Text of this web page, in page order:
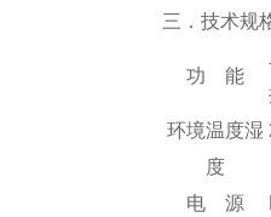
三．技术规
功 能
环境温度湿
度
电 源